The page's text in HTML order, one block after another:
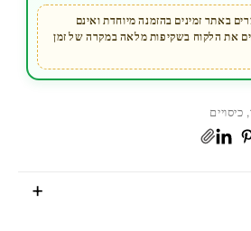
באתר זמינים בהזמנה מיוחדת ואינם
את הלקוח בשקיפות מלאה במקרה של זמן
, כיסויים